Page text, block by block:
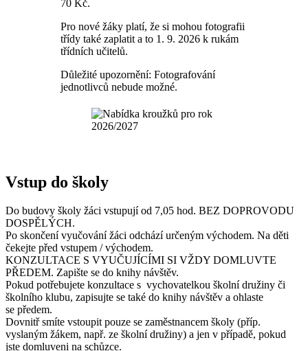
70 Kč.
Pro nové žáky platí, že si mohou fotografii
třídy také zaplatit a to 1. 9. 2026 k rukám
třídních učitelů.
Důležité upozornění: Fotografování
jednotlivců nebude možné.
Vstup do školy
Do budovy školy žáci vstupují od 7,05 hod. BEZ DOPROVODU
DOSPĚLÝCH.
Po skončení vyučování žáci odchází určeným východem. Na děti
čekejte před vstupem / východem.
KONZULTACE S VYUČUJÍCÍMI SI VŽDY DOMLUVTE
PŘEDEM. Zapište se do knihy návštěv.
Pokud potřebujete konzultace s vychovatelkou školní družiny či
školního klubu, zapisujte se také do knihy návštěv a ohlaste
se předem.
Dovnitř smíte vstoupit pouze se zaměstnancem školy (příp.
vyslaným žákem, např. ze školní družiny) a jen v případě, pokud
jste domluveni na schůzce.